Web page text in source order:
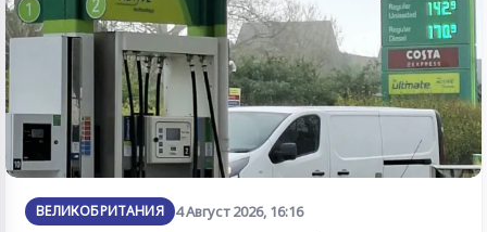
ВЕЛИКОБРИТАНИЯ 4 Август 2026, 16:16